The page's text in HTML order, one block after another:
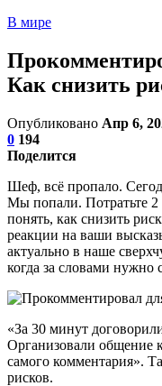
В мире
Как снизить
Опубликовано Апр 6,
0 194
Поделится
Шеф, всё пропало.
Мы попали. Потратьте
понять, как снизить
реакции на ваши
актуально в наше
когда за словами нужно
«За 30 минут
Организовали общение
самого комментария».
рисков.